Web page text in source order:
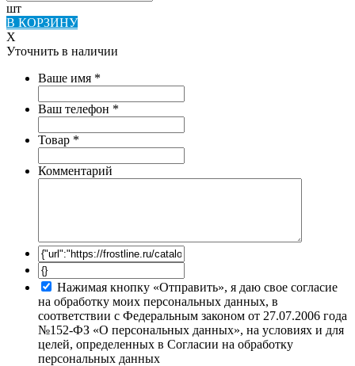
шт
В КОРЗИНУ
X
Уточнить в наличии
Ваше имя *
Ваш телефон *
Товар *
Комментарий
Нажимая кнопку «Отправить», я даю свое согласие
на обработку моих персональных данных, в
соответствии с Федеральным законом от 27.07.2006 года
№152-ФЗ «О персональных данных», на условиях и для
целей, определенных в Согласии на обработку
персональных данных